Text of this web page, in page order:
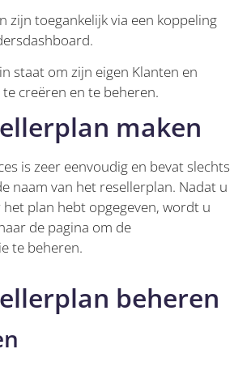
zijn toegankelijk via een koppeling
staat om zijn eigen Klanten en
te creëren en te beheren.
maken
is zeer eenvoudig en bevat slechts
naam van het resellerplan. Nadat u
plan hebt opgegeven, wordt u
de pagina om de
te beheren.
beheren